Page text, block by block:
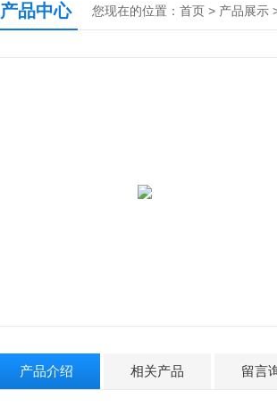
产品中心 您现在的位置： 首页 > 产品展示
产品介绍 相关产品 留言